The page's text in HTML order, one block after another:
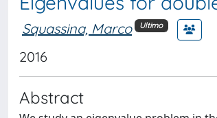
Squassina, Marco Ultimo
2016
Abstract